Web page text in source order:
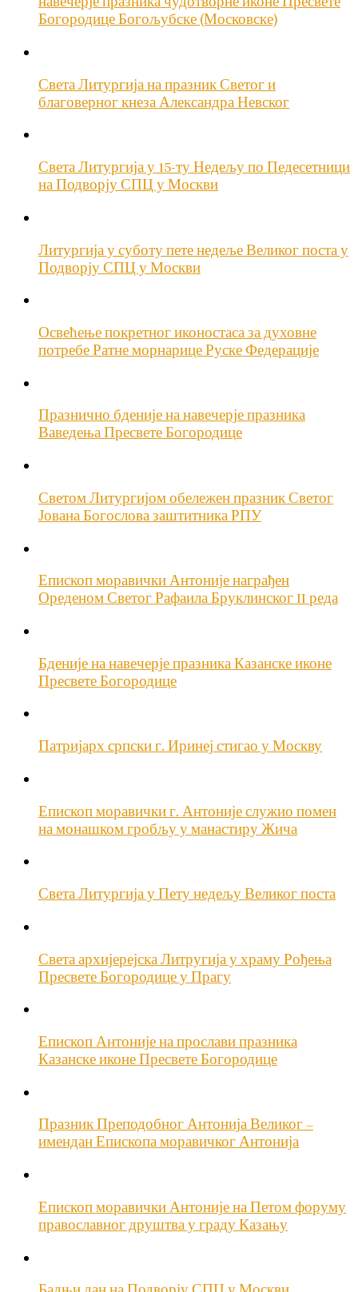
Богородице Богољубске (Московске)
Света Литургија на празник Светог и
благоверног кнеза Александра Невског
Света Литургија у 15-ту Недељу по Педесетници
на Подворју СПЦ у Москви
Литургија у суботу пете недеље Великог поста у
Подворју СПЦ у Москви
Освећење покретног иконостаса за духовне
потребе Ратне морнарице Руске Федерације
Празнично бденије на навечерје празника
Ваведења Пресвете Богородице
Светом Литургијом обележен празник Светог
Јована Богослова заштитника РПУ
Епископ моравички Антоније награђен
Ореденом Светог Рафаила Бруклинског II реда
Бденије на навечерје празника Казанске иконе
Пресвете Богородице
Патријарх српски г. Иринеј стигао у Москву
Епископ моравички г. Антоније служио помен
на монашком гробљу у манастиру Жича
Света Литургија у Пету недељу Великог поста
Света архијерејска Литругија у храму Рођења
Пресвете Богородице у Прагу
Епископ Антоније на прослави празника
Казанске иконе Пресвете Богородице
Празник Преподобног Антонија Великог –
имендан Епископа моравичког Антонија
Епископ моравички Антоније на Петом форуму
православног друштва у граду Казању